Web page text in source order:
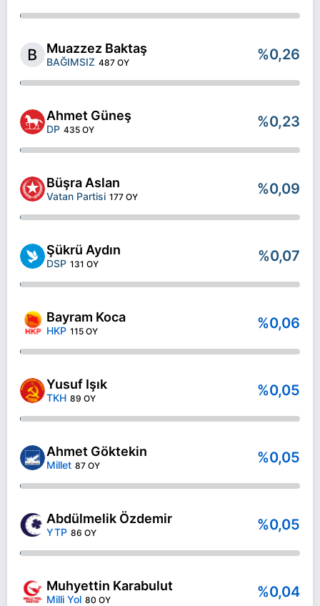
Muazzez Baktaş
BAĞIMSIZ 487 OY %0,26
Ahmet Güneş
DP 435 OY %0,23
Büşra Aslan
Vatan Partisi 177 OY %0,09
Şükrü Aydın
DSP 131 OY %0,07
Bayram Koca
HKP 115 OY %0,06
Yusuf Işık
TKH 89 OY %0,05
Ahmet Göktekin
Millet 87 OY %0,05
Abdülmelik Özdemir
YTP 86 OY %0,05
Muhyettin Karabulut
Milli Yol 80 OY %0,04